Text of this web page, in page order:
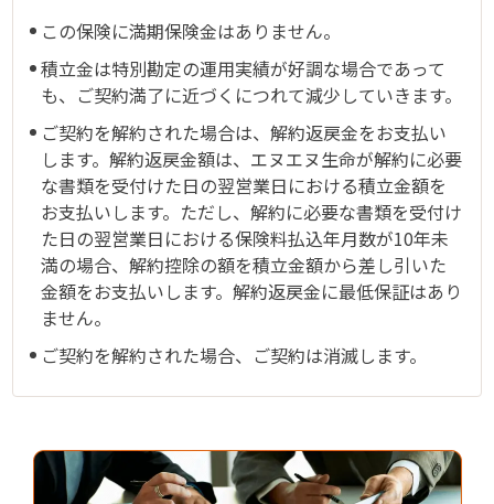
この保険に満期保険金はありません。
積立金は特別勘定の運用実績が好調な場合であって
も、ご契約満了に近づくにつれて減少していきます。
ご契約を解約された場合は、解約返戻金をお支払い
します。解約返戻金額は、エヌエヌ生命が解約に必要
な書類を受付けた日の翌営業日における積立金額を
お支払いします。ただし、解約に必要な書類を受付け
た日の翌営業日における保険料払込年月数が10年未
満の場合、解約控除の額を積立金額から差し引いた
金額をお支払いします。解約返戻金に最低保証はあり
ません。
ご契約を解約された場合、ご契約は消滅します。